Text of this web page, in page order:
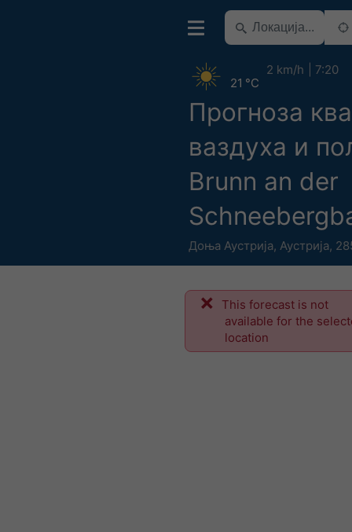
Прогноза
ваздуха и
Brunn an der
Доња Аустрија, Аустрија,
21 °C
2 km/h 7:20
This forecast is not
available for the
location